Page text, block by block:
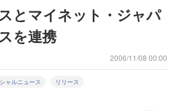
とマイネット・ジャパ
を連携
2006/11/08 00:00
ャルニュース リリース